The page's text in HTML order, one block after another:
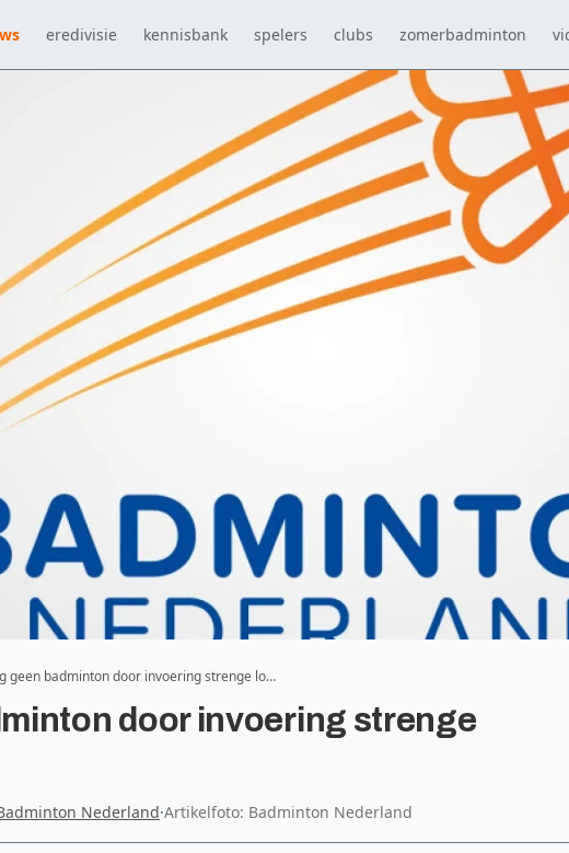
eredivisie kennisbank spelers clubs zomerbadminton
geen badminton door invoering strenge lo…
door invoering strenge
Nederland·Artikelfoto: Badminton Nederland